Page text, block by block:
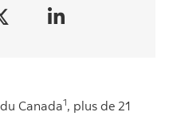
Canada1, plus de 21